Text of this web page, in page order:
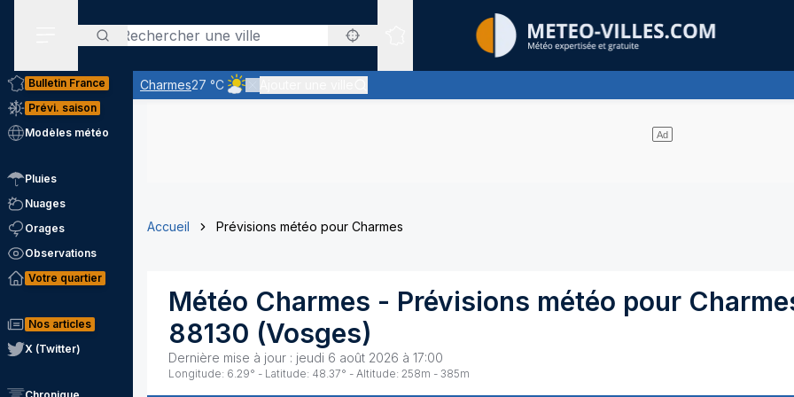
Rechercher
Sites expertis&eacute;s
Charmes27 °C
Ciel peu nuageux - le soleil domine largement
Bulletin France
Prévi. saison
Modèles météo
Pluies
Nuages
Orages
Observations
Votre quartier
Nos articles
X (Twitter)
Accueil Prévisions météo pour Charmes
Météo Charmes - Prévisions météo pour
88130 (Vosges)
Dernière mise à jour : jeudi 6 août 2026 à 17:00
Longitude: 6.29° - Latitude: 48.37° - Altitude: 258m - 385m